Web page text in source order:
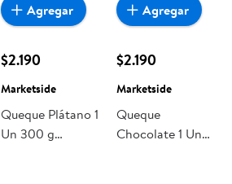
$2.190
Marketside
Queque Plátano 1
Un 300 g
Agregar
$2.190
Marketside
Queque
Chocolate 1 Un
Agregar